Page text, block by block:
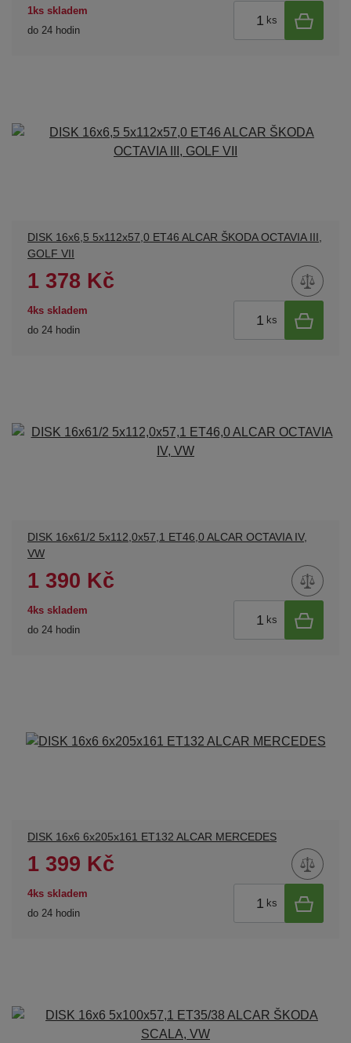
1ks skladem
do 24 hodin
ks
DISK 16x6,5 5x112x57,0 ET46 ALCAR ŠKODA OCTAVIA III,
GOLF VII
1 378 Kč
4ks skladem
do 24 hodin
ks
DISK 16x61/2 5x112,0x57,1 ET46,0 ALCAR OCTAVIA IV,
VW
1 390 Kč
4ks skladem
do 24 hodin
ks
DISK 16x6 6x205x161 ET132 ALCAR MERCEDES
1 399 Kč
4ks skladem
do 24 hodin
ks